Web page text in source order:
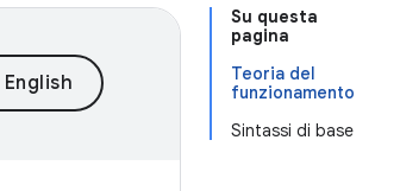
Su questa
pagina
Teoria del
funzionamento
Sintassi di base